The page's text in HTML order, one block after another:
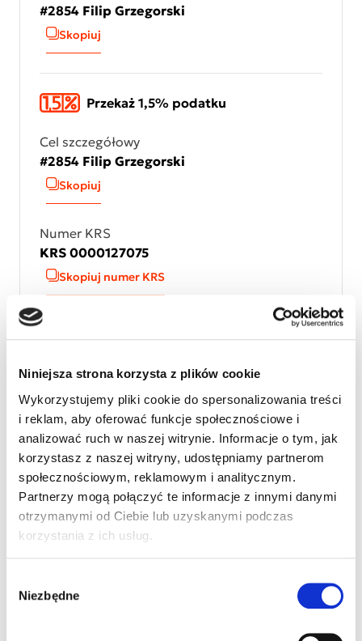
Niniejsza strona korzysta z plików cookie
Wykorzystujemy pliki cookie do spersonalizowania treści
i reklam, aby oferować funkcje społecznościowe i
analizować ruch w naszej witrynie. Informacje o tym, jak
korzystasz z naszej witryny, udostępniamy partnerom
społecznościowym, reklamowym i analitycznym.
Partnerzy mogą połączyć te informacje z innymi danymi
otrzymanymi od Ciebie lub uzyskanymi podczas
korzystania z ich usług.
zgody
Niezbędne
#2854 Filip Grzegorski
Skopiuj
Przekaż 1,5% podatku
Cel szczegółowy
#2854 Filip Grzegorski
Skopiuj
Numer KRS
KRS 0000127075
Skopiuj numer KRS
Zwracam się do Państwa z prośbą o wsparcie
behawioralną Filipka. Filip urodził się 26.10.2012
roku. W wieku trzech lat zdiagnozowano u Filipa
autyzm dziecięcy. Filip jest zaburzony całościowo,
potrzebuje wsparcia przy wszystkich codziennych
czynnościach. Jako mama pragnę by moje dziecko
zaczeło postrzegać otaczający go świat. Jeśli ktoś z
Państwa chciałby nas wesprzeć finansowo będę
ogromnie wdzięczna. Aleksandra mama Filipa